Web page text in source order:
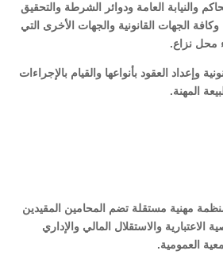
والنيابة العامة ودوائر الشرطة والتحقيق
وكافة الجهات القانونية والجهات الأخرى التي
محل نزاع.
وإعداد العقود بأنواعها والقيام بالإجراءات
المهنة.
منظمة مهنية مستقلة تضم المحامين المقيدين
الاعتبارية والاستقلال المالي والإداري
العمومية.